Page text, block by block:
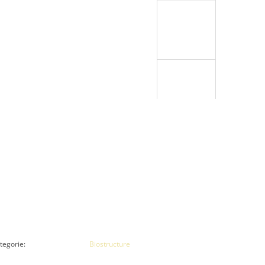
: Biostructure